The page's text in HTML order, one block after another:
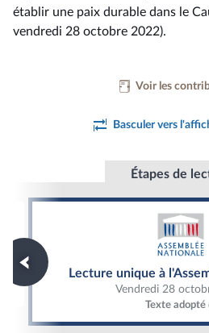
établir une paix durable dans le
vendredi 28 octobre 2022).
Voir les
Basculer vers
Étapes de
Lecture unique à
Vendredi 28
Texte adopté